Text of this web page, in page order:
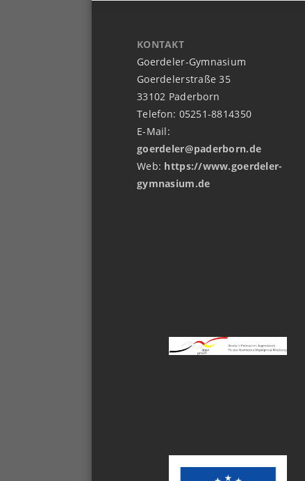
KONTAKT
Goerdeler-Gymnasium
Goerdelerstraße 35
33102 Paderborn
Telefon: 05251-8814350
E-Mail:
goerdeler@paderborn.de
Web: https://www.goerdeler-
gymnasium.de